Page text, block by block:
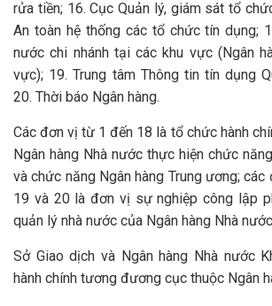
rửa tiền; 16. Cục Quản lý, giám sát tổ
An toàn hệ thống các tổ chức tín dụng;
nước chi nhánh tại các khu vực (Ngân
vực); 19. Trung tâm Thông tin tín dụng
20. Thời báo Ngân hàng.
Các đơn vị từ 1 đến 18 là tổ chức hành
Ngân hàng Nhà nước thực hiện chức
và chức năng Ngân hàng Trung ương;
19 và 20 là đơn vị sự nghiệp công lập
quản lý nhà nước của Ngân hàng Nhà
Sở Giao dịch và Ngân hàng Nhà nước
hành chính tương đương cục thuộc Ngân